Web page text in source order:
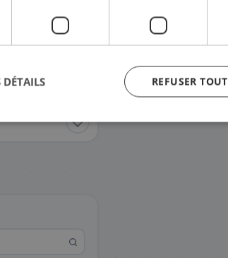
29,88 €
REFUSER TOUT
DÉTAILS